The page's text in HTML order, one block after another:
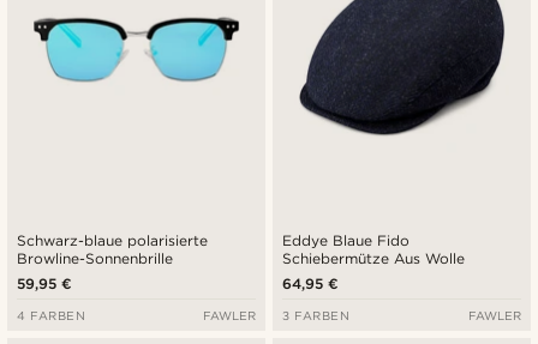
Schwarz-blaue polarisierte
Browline-Sonnenbrille
59,95 €
4 FARBEN FAWLER
Eddye Blaue Fido
Schiebermütze Aus Wolle
64,95 €
3 FARBEN FAWLER